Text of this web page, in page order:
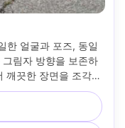
한 얼굴과 포즈, 동일
림자 방향을 보존하
깨끗한 장면을 조각하